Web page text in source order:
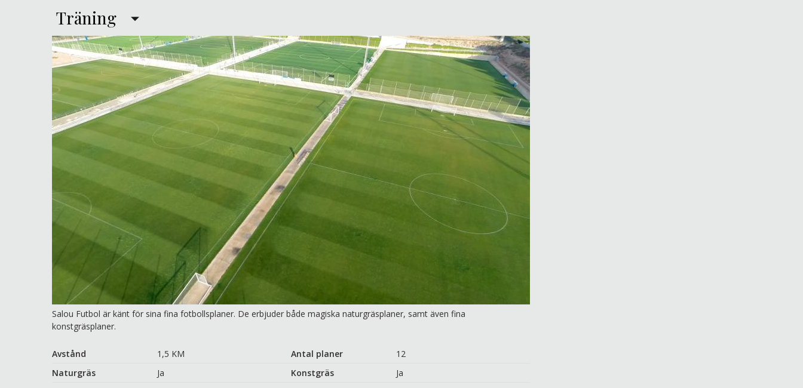
Träning
Salou Futbol är känt för sina fina fotbollsplaner. De erbjuder både magiska naturgräsplaner, samt även fina
konstgräsplaner.
Avstånd 1,5 KM Antal planer
12
Naturgräs
Ja Konstgräs Ja